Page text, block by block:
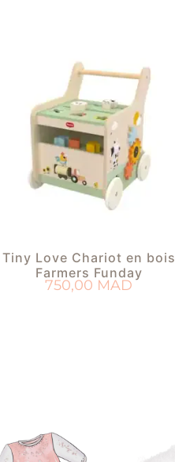
Tiny Love Chariot en bois
Farmers Funday
750,00 MAD